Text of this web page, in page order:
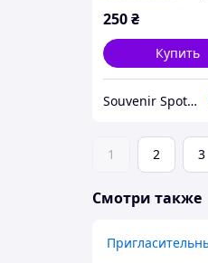
250₴
Купить
Souvenir Spot - Оригинальные сувенирные изделия
1 2 3
Смотри также